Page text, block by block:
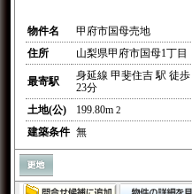
物件名
甲府市国母売地
住所
山梨県甲府市国母1丁目
最寄駅
身延線 甲斐住吉 駅 徒歩
23分
土地(公)
199.80m 2
建築条件 無